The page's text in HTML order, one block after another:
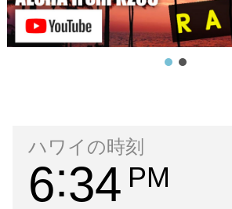
ハワイの時刻
6 34 PM